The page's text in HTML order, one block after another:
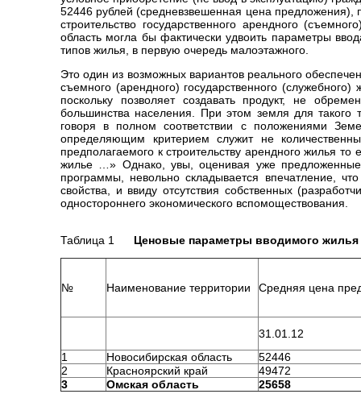
52446 рублей (средневзвешенная цена предложения),
строительство государственного арендного
область могла бы фактически удвоить параметры
типов жилья, в первую очередь малоэтажного.
Это один из возможных вариантов реального
съемного (арендного) государственного
поскольку позволяет создавать продукт, не
большинства населения. При этом земля для такого
говоря в полном соответствии с положениями
определяющим критерием служит не
предполагаемого к строительству арендного жилья
жилье …» Однако, увы, оценивая уже
программы, невольно складывается впечатление,
свойства, и ввиду отсутствия собственных
одностороннего экономического вспомоществования.
Таблица 1 Ценовые параметры вводимого
№ Наименование территории Средняя цена
31.01.12
1
Новосибирская область
52446
2
Красноярский край
49472
3
Омская область 25658